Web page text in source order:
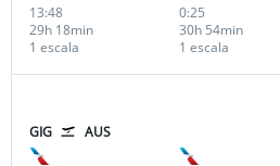
13:48
1 escala
29h 18min
0:25
1 escala
30h 54min
GIG AUS